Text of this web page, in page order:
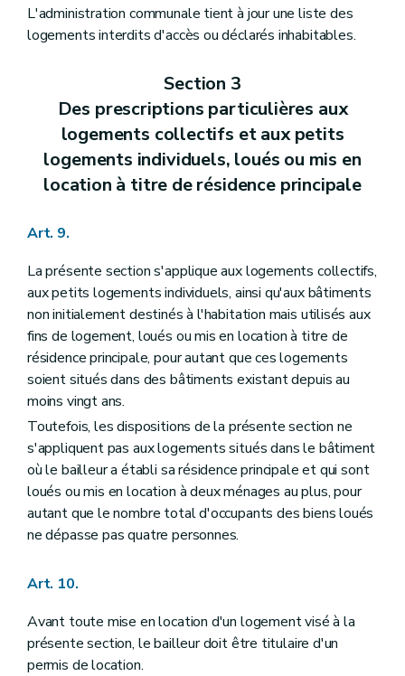
L'administration communale tient à jour une liste des
logements interdits d'accès ou déclarés inhabitables.
Section 3
Des prescriptions particulières aux
logements collectifs et aux petits
logements individuels, loués ou mis en
location à titre de résidence principale
Art. 9.
La présente section s'applique aux logements collectifs,
aux petits logements individuels, ainsi qu'aux bâtiments
non initialement destinés à l'habitation mais utilisés aux
fins de logement, loués ou mis en location à titre de
résidence principale, pour autant que ces logements
soient situés dans des bâtiments existant depuis au
moins vingt ans.
Toutefois, les dispositions de la présente section ne
s'appliquent pas aux logements situés dans le bâtiment
où le bailleur a établi sa résidence principale et qui sont
loués ou mis en location à deux ménages au plus, pour
autant que le nombre total d'occupants des biens loués
ne dépasse pas quatre personnes.
Art. 10.
Avant toute mise en location d'un logement visé à la
présente section, le bailleur doit être titulaire d'un
permis de location.